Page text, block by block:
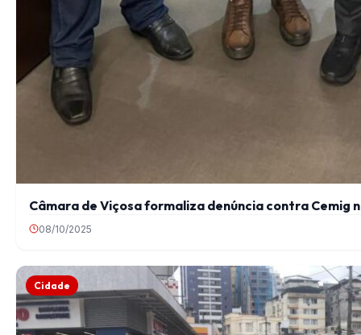
Câmara de Viçosa formaliza denúncia contra Cemig
08/10/2025
Cidade